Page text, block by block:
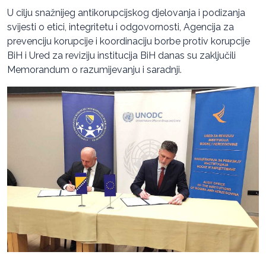
U cilju snažnijeg antikorupcijskog djelovanja i podizanja
svijesti o etici, integritetu i odgovornosti, Agencija za
prevenciju korupcije i koordinaciju borbe protiv korupcije
BiH i Ured za reviziju institucija BiH danas su zaključili
Memorandum o razumijevanju i saradnji.